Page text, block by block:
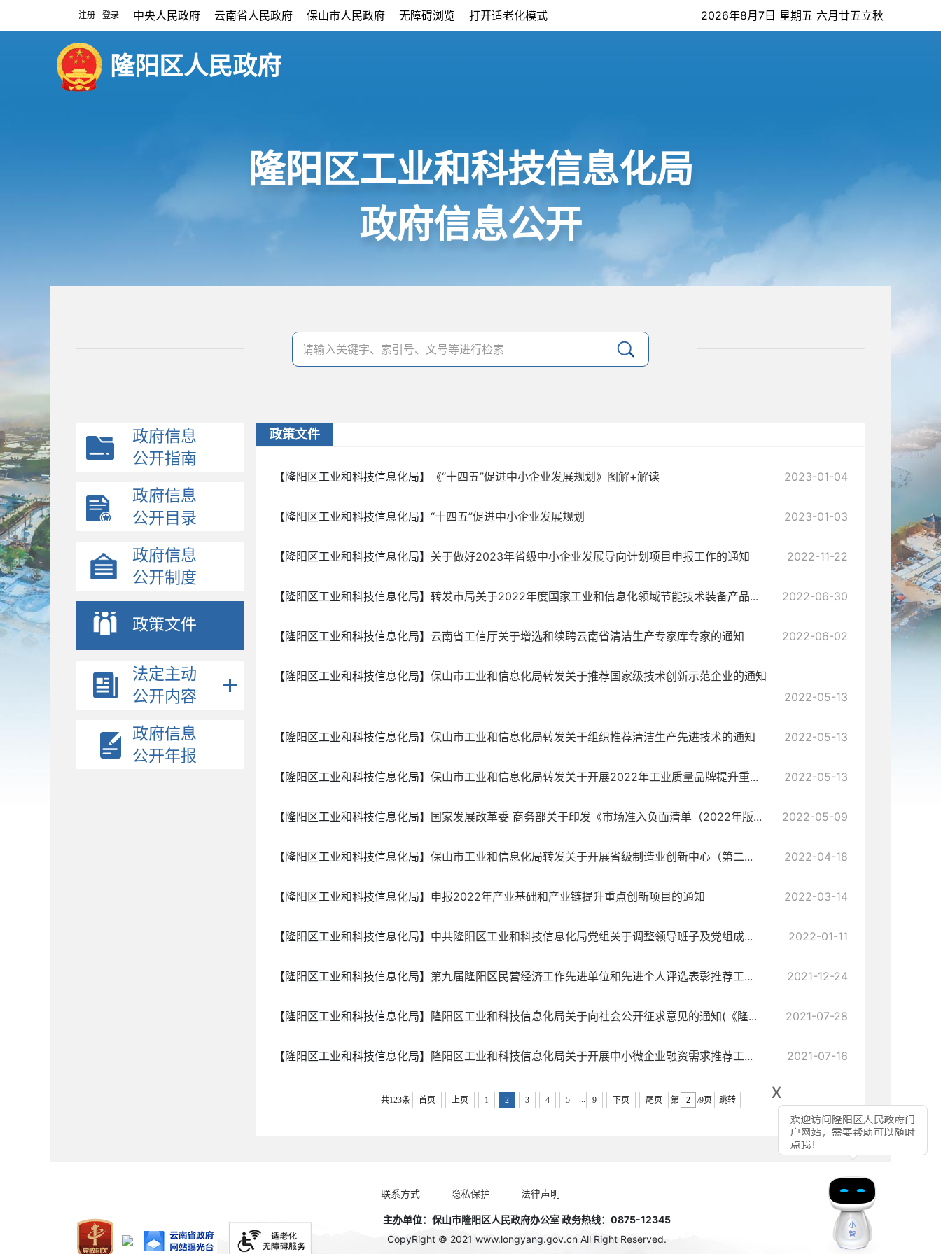
注册 登录
x
中央人民政府 云南省人民政府 保山市人民政府 无障碍浏览 打开适老化模式 2026年8月7日 星期五 六月廿五立秋
隆阳区人民政府
隆阳区工业和科技信息化局
政府信息公开
政府信息
公开指南
政府信息
公开目录
政府信息
公开制度
政策文件
法定主动
公开内容
政府信息
公开年报
政策文件
【隆阳区工业和科技信息化局】 《“十四五”促进中小企业发展规划》图解+解读 2023-01-04
【隆阳区工业和科技信息化局】 “十四五”促进中小企业发展规划 2023-01-03
【隆阳区工业和科技信息化局】 关于做好2023年省级中小企业发展导向计划项目申报工作的通知 2022-11-22
【隆阳区工业和科技信息化局】 转发市局关于2022年度国家工业和信息化领域节能技术装备产品... 2022-06-30
【隆阳区工业和科技信息化局】 云南省工信厅关于增选和续聘云南省清洁生产专家库专家的通知 2022-06-02
【隆阳区工业和科技信息化局】 保山市工业和信息化局转发关于推荐国家级技术创新示范企业的通知
2022-05-13
【隆阳区工业和科技信息化局】 保山市工业和信息化局转发关于组织推荐清洁生产先进技术的通知 2022-05-13
【隆阳区工业和科技信息化局】 保山市工业和信息化局转发关于开展2022年工业质量品牌提升重... 2022-05-13
【隆阳区工业和科技信息化局】 国家发展改革委 商务部关于印发《市场准入负面清单（2022年版... 2022-05-09
【隆阳区工业和科技信息化局】 保山市工业和信息化局转发关于开展省级制造业创新中心（第二... 2022-04-18
【隆阳区工业和科技信息化局】 申报2022年产业基础和产业链提升重点创新项目的通知 2022-03-14
【隆阳区工业和科技信息化局】 中共隆阳区工业和科技信息化局党组关于调整领导班子及党组成... 2022-01-11
【隆阳区工业和科技信息化局】 第九届隆阳区民营经济工作先进单位和先进个人评选表彰推荐工... 2021-12-24
【隆阳区工业和科技信息化局】 隆阳区工业和科技信息化局关于向社会公开征求意见的通知(《隆... 2021-07-28
【隆阳区工业和科技信息化局】 隆阳区工业和科技信息化局关于开展中小微企业融资需求推荐工... 2021-07-16
共123条 首页 上页 1 2 3 4 5 9 下页 尾页 第 /9页 跳转
联系方式 隐私保护 法律声明
主办单位：保山市隆阳区人民政府办公室 政务热线：0875-12345
CopyRight © 2021 www.longyang.gov.cn All Right Reserved.